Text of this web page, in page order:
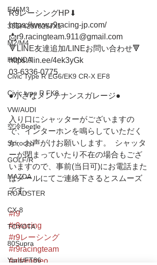
E46M3
335i/428i/525i/X1
M2/M4
HONDA
Civic Type R EG6/EK9 CR-X EF8
Civic type R FK8
VW/AUDI
空冷Beetle
Scirocco
GOLF/R
MAZDA
ROADSTER
CX-8
TOYOTA
80Supra
Yaris/FT86
R9レーシングHP⬇︎
https://www.r9racing-jp.com/
📩r9.racingteam.911@gmail.com
🔻LINE友達追加/LINEお問い合わせ🔻
https://lin.ee/4ek3yGk
03-6336-0775
●小さなメンテナンスガレージ●
入り口にシャッターがございますの
で、インターホンを鳴らしていただく
か、お声がけお願いします。  シャッタ
ーが閉まっていたり不在の場合もござ
いますので、事前(当日可)にお電話また
はメールにてご連絡下さるとスムーズ
です。
#r9
#r9racing
#r9レーシング
#r9racingteam
#alfaromeo